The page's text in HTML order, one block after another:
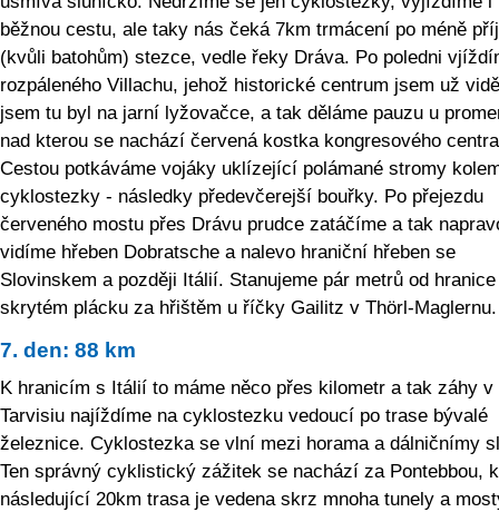
běžnou cestu, ale taky nás čeká 7km trmácení po méně
(kvůli batohům) stezce, vedle řeky Dráva. Po poledni
rozpáleného Villachu, jehož historické centrum jsem už
jsem tu byl na jarní lyžovačce, a tak děláme pauzu u
nad kterou se nachází červená kostka kongresového
Cestou potkáváme vojáky uklízející polámané stromy
cyklostezky - následky předevčerejší bouřky. Po přejezdu
červeného mostu přes Drávu prudce zatáčíme a tak
vidíme hřeben Dobratsche a nalevo hraniční hřeben se
Slovinskem a později Itálií. Stanujeme pár metrů od hranice
skrytém plácku za hřištěm u říčky Gailitz v Thörl-Maglernu.
7. den: 88 km
K hranicím s Itálií to máme něco přes kilometr a tak záhy v
Tarvisiu najíždíme na cyklostezku vedoucí po trase bývalé
železnice. Cyklostezka se vlní mezi horama a dálničnímy
Ten správný cyklistický zážitek se nachází za Pontebbou,
následující 20km trasa je vedena skrz mnoha tunely a